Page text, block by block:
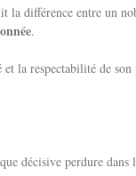
la différence entre un
.
et la respectabilité de son
décisive perdure